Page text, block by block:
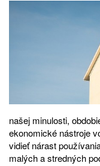
našej minulosti,
ekonomické nástroje
vidieť nárast
malých a stredných